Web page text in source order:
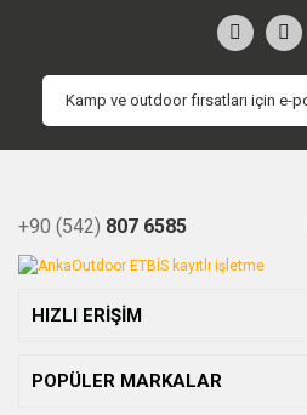
+90 (542) 807 6585
HIZLI ERİŞİM
POPÜLER MARKALAR